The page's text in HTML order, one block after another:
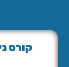
קורס